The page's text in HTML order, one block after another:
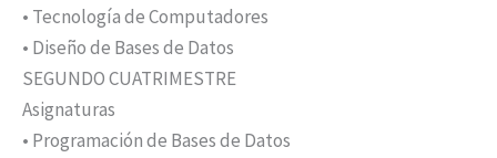
• Tecnología de Computadores
• Diseño de Bases de Datos
SEGUNDO CUATRIMESTRE
Asignaturas
• Programación de Bases de Datos